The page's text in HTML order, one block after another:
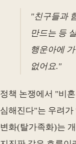
"친구들과
만드는 등
행운아에
없어요."
정책 논쟁에서 "비
심해진다"는 우려
변화(탈가족화)는